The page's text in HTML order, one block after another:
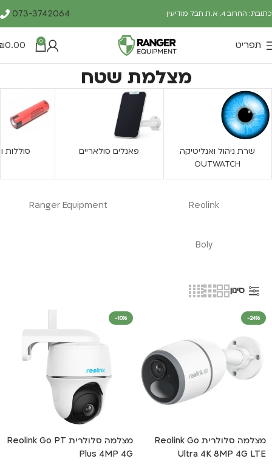
כתובת: החרוב 4, א.ת חבל מודיעין 073-3742064
תפריט 0
0.00
מוצרים המתויגים “מצלמת שטח”
מצלמת שטח
שרת ניהול ואנליטיקה
OUTWATCH
פאנלים סולאריים סוללות
Reolink
Ranger Equipment
Boly
סינון
-24%
מצלמה סלולרית Reolink Go
Ultra 4K 8MP 4G LTE
-10%
מצלמה סלולרית Reolink Go PT
Plus 4MP 4G